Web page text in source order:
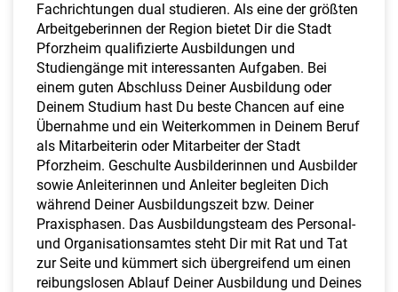
Fachrichtungen dual studieren. Als eine der größten
Arbeitgeberinnen der Region bietet Dir die Stadt
Pforzheim qualifizierte Ausbildungen und
Studiengänge mit interessanten Aufgaben. Bei
einem guten Abschluss Deiner Ausbildung oder
Deinem Studium hast Du beste Chancen auf eine
Übernahme und ein Weiterkommen in Deinem Beruf
als Mitarbeiterin oder Mitarbeiter der Stadt
Pforzheim. Geschulte Ausbilderinnen und Ausbilder
sowie Anleiterinnen und Anleiter begleiten Dich
während Deiner Ausbildungszeit bzw. Deiner
Praxisphasen. Das Ausbildungsteam des Personal-
und Organisationsamtes steht Dir mit Rat und Tat
zur Seite und kümmert sich übergreifend um einen
reibungslosen Ablauf Deiner Ausbildung und Deines